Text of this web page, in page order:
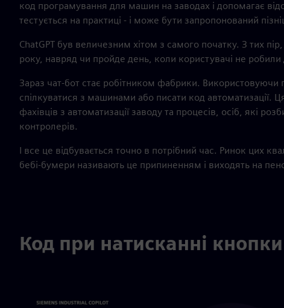
код програмування для машин на заводах і допомагає
тестується на практиці - і може бути запропонований
ChatGPT був величезним хітом з самого початку. З тих
року, навряд чи пройде день, коли користувачі не робили
Зараз чат-бот стає робітником фабрики.
спілкуватися з машинами або писати код автоматизації.
фахівців з автоматизації заводу та процесів, осіб, які
контролерів.
І все це відбувається точно в потрібний час. Ринок цих
бебі-бумери називають це припиненням і виходять на
Код при натисканні кнопки